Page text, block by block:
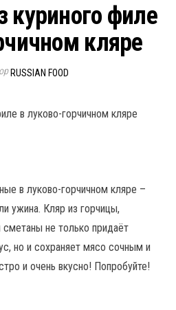
куриного филе
кляре
RUSSIAN FOOD
в луково-горчичном кляре –
ужина. Кляр из горчицы,
сметаны не только придаёт
но и сохраняет мясо сочным и
и очень вкусно! Попробуйте!